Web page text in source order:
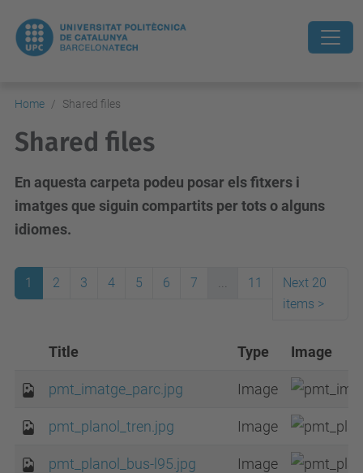
Home Shared files
Shared files
En aquesta carpeta podeu posar els fitxers i
imatges que siguin compartits per tots o alguns
idiomes.
1 2 3 4 5 6 7 ... 11
Next 20
items >
Title Type Image
pmt_imatge_parc.jpg Image
pmt_planol_tren.jpg Image
pmt_planol_bus-l95.jpg Image